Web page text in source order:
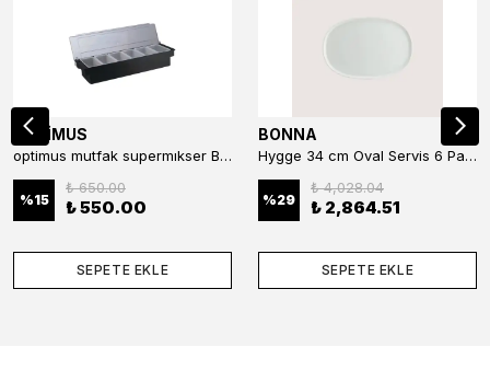
OPTİMUS
optimus mutfak supermıkser Bar Konteyner 6'lı 50×16×9 cm Kapaklı Polikarbon Organizer Bar & Kafe
%15
₺ 650.00
₺ 550.00
SEPETE EKLE
BONNA
Hygge 34 cm Oval Servis 6 Parça
%29
₺ 4,028.04
₺ 2,864.51
SEPETE EKLE